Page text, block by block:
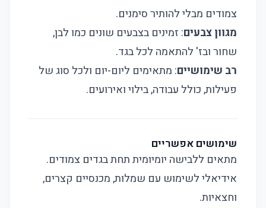
צמודים מבלי להותיר סימנים.
מגוון צבעים: זמינים בצבעים שונים כמו לבן,
שחור ובז' להתאמה לכל בגד.
רב שימושיים: מתאימים ליום-יום ולכל סוג של
פעילות, כולל עבודה, בילוי ואירועים.
שימושים אפשריים
מתאים ללבישה יומיומית תחת בגדים צמודים.
אידיאלי לשימוש עם שמלות, מכנסיים קצרים,
וחצאיות.